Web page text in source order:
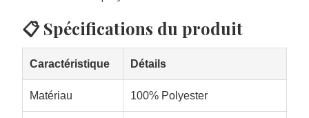
📋 Spécifications du produit
Caractéristique Détails
Matériau 100% Polyester